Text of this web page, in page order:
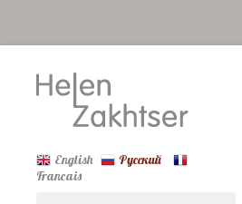
English
Русский
Francais